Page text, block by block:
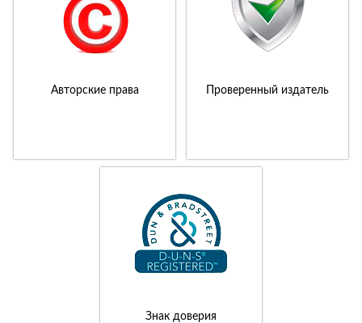
Авторские права Проверенный издатель
Знак доверия